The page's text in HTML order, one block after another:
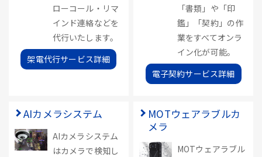
ローコール・リマ
インド連絡などを
代行いたします。
架電代行サービス詳細
「書類」や「印
鑑」「契約」の作
業をすべてオンラ
イン化が可能。
電子契約サービス詳細
AIカメラシステム
AIカメラシステム
はカメラで検知し
MOTウェアラブルカ
メラ
MOTウェアラブル